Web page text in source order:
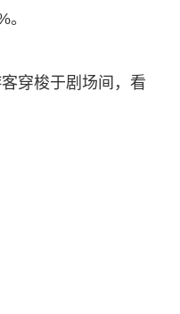
穿梭于剧场间，看